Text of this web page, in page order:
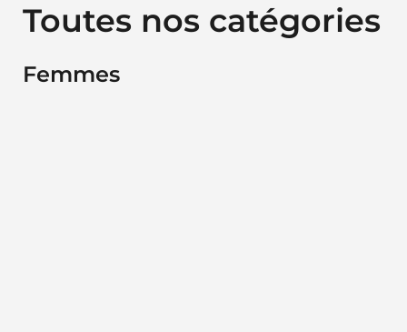
Toutes nos catégories
Femmes